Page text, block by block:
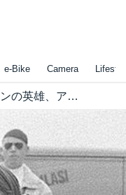
e-Bike Camera
[訃報] スペインの英雄、アンヘル・ニエト